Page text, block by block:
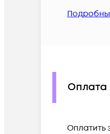
Оплата
Оплатить